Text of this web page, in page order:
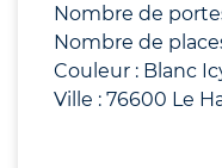
Nombre de
Nombre de
Couleur : Blanc
Ville : 76600 Le